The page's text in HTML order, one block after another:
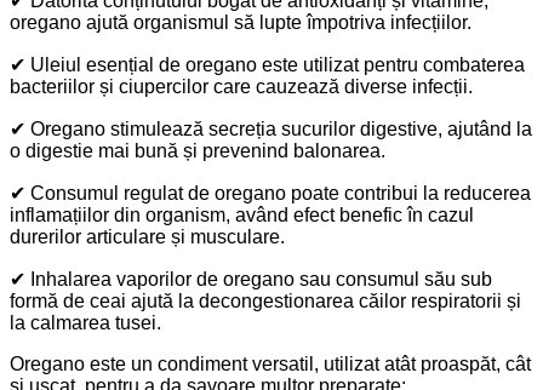
oregano ajută organismul să lupte împotriva infecțiilor.
✔ Uleiul esențial de oregano este utilizat pentru combaterea
bacteriilor și ciupercilor care cauzează diverse infecții.
✔ Oregano stimulează secreția sucurilor digestive, ajutând la
o digestie mai bună și prevenind balonarea.
✔ Consumul regulat de oregano poate contribui la reducerea
inflamațiilor din organism, având efect benefic în cazul
durerilor articulare și musculare.
✔ Inhalarea vaporilor de oregano sau consumul său sub
formă de ceai ajută la decongestionarea căilor respiratorii și
la calmarea tusei.
Oregano este un condiment versatil, utilizat atât proaspăt, cât
și uscat, pentru a da savoare multor preparate: